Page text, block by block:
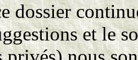
dossier
et le